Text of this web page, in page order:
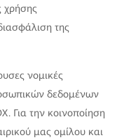
χρήσης
της
νομικές
δεδομένων
Για την κοινοποίηση
μας ομίλου και